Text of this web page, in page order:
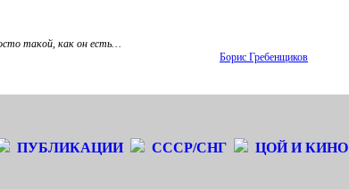
такой, как он есть…
Борис Гребенщиков
ПУБЛИКАЦИИ СССР/СНГ ЦОЙ И КИНО